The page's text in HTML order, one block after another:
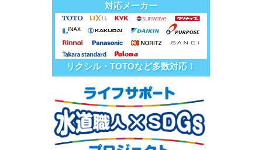
対応メーカー
リクシル・TOTOなど多数対応！